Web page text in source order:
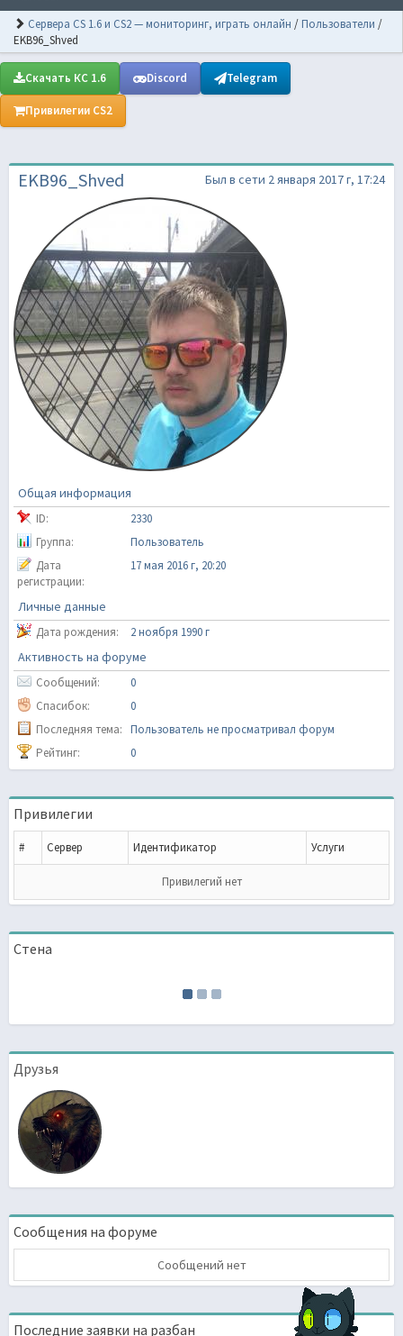
Сервера CS 1.6 и CS2 — мониторинг, играть онлайн / Пользователи /
EKB96_Shved
Скачать КС 1.6 Discord Telegram
Привилегии CS2
EKB96_Shved Был в сети 2 января 2017 г, 17:24
Общая информация
ID:
2330
Группа:
Пользователь
Дата
регистрации:
17 мая 2016 г, 20:20
Личные данные
Дата рождения: 2 ноября 1990 г
Активность на форуме
Сообщений:
0
Спасибок:
0
Последняя тема: Пользователь не просматривал форум
Рейтинг:
0
Привилегии
# Сервер Идентификатор Услуги
Привилегий нет
Стена
Друзья
Сообщения на форуме
Сообщений нет
Последние заявки на разбан